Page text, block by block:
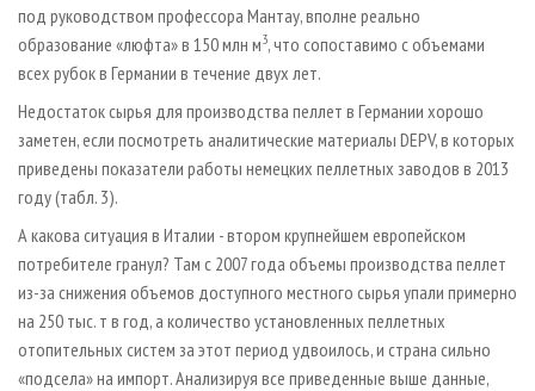
под руководством профессора Мантау, вполне реально
образование «люфта» в 150 млн м3, что сопоставимо с объемами
всех рубок в Германии в течение двух лет.
Недостаток сырья для производства пеллет в Германии хорошо
заметен, если посмотреть аналитические материалы DEPV, в которых
приведены показатели работы немецких пеллетных заводов в 2013
году (табл. 3).
А какова ситуация в Италии - втором крупнейшем европейском
потребителе гранул? Там с 2007 года объемы производства пеллет
из­-за снижения объемов доступного местного сырья упали примерно
на 250 тыс. т в год, а количество установленных пеллетных
отопительных систем за этот период удвоилось, и страна сильно
«подсела» на импорт. Анализируя все приведенные выше данные,